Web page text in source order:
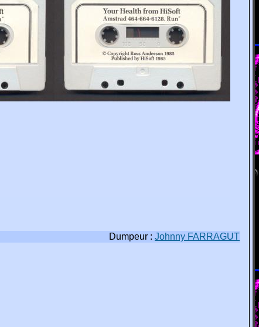
Dumpeur : Johnny FARRAGUT